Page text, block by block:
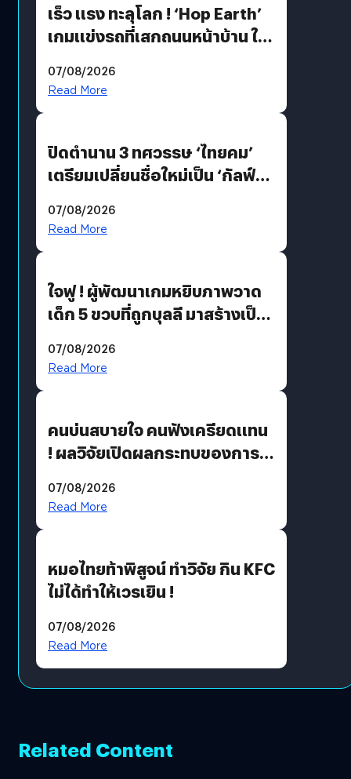
เร็ว แรง ทะลุโลก ! ‘Hop Earth’
เกมแข่งรถที่เสกถนนหน้าบ้าน ให้
07/08/2026
Read More
ปิดตำนาน 3 ทศวรรษ ‘ไทยคม’
เตรียมเปลี่ยนชื่อใหม่เป็น ‘กัลฟ์
อวกาศเต็มสูบ
07/08/2026
Read More
ใจฟู ! ผู้พัฒนาเกมหยิบภาพวาด
เด็ก 5 ขวบที่ถูกบุลลี มาสร้างเป็น
07/08/2026
Read More
คนบ่นสบายใจ คนฟังเครียดแทน
! ผลวิจัยเปิดผลกระทบของการ
07/08/2026
Read More
หมอไทยท้าพิสูจน์ ทำวิจัย กิน KFC
ไม่ได้ทำให้เวรเยิน !
07/08/2026
Read More
Related Content